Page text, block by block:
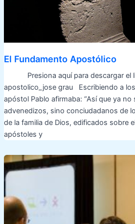
El Fundamento Apostólico
Presiona aquí para descargar el
apostolico_jose grau Escribiendo a
apóstol Pablo afirmaba: “Así que ya
advenedizos, sino conciudadanos de
de la familia de Dios, edificados sobre
apóstoles y